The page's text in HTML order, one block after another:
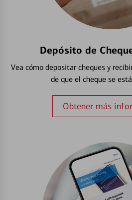
Depósito de
Vea cómo depositar cheques y
de que el cheque se
Obtener más